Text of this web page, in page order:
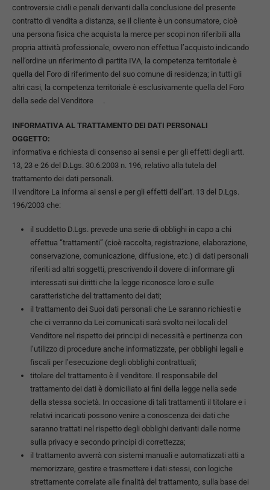
controversie civili e penali derivanti dalla conclusione del presente
contratto di vendita a distanza, se il cliente è un consumatore, cioè
una persona fisica che acquista la merce per scopi non riferibili alla
propria attività professionale, ovvero non effettua l’acquisto indicando
nell’ordine un riferimento di partita IVA, la competenza territoriale è
quella del Foro di riferimento del suo comune di residenza; in tutti gli
altri casi, la competenza territoriale è esclusivamente quella del Foro
della sede del Venditore .
INFORMATIVA AL TRATTAMENTO DEI DATI PERSONALI
OGGETTO:
informativa e richiesta di consenso ai sensi e per gli effetti degli artt.
13, 23 e 26 del D.Lgs. 30.6.2003 n. 196, relativo alla tutela del
trattamento dei dati personali.
Il venditore La informa ai sensi e per gli effetti dell’art. 13 del D.Lgs.
196/2003 che:
il suddetto D.Lgs. prevede una serie di obblighi in capo a chi
effettua “trattamenti” (cioè raccolta, registrazione, elaborazione,
conservazione, comunicazione, diffusione, etc.) di dati personali
riferiti ad altri soggetti, prescrivendo il dovere di informare gli
interessati sui diritti che la legge riconosce loro e sulle
caratteristiche del trattamento dei dati;
il trattamento dei Suoi dati personali che Le saranno richiesti e
che ci verranno da Lei comunicati sarà svolto nei locali del
Venditore nel rispetto dei principi di necessità e pertinenza con
l’utilizzo di procedure anche informatizzate, per obblighi legali e
fiscali per l’esecuzione degli obblighi contrattuali;
titolare del trattamento è il venditore. Il responsabile del
trattamento dei dati è domiciliato ai fini della legge nella sede
della stessa società. In occasione di tali trattamenti il titolare e i
relativi incaricati possono venire a conoscenza dei dati che
saranno trattati nel rispetto degli obblighi derivanti dalle norme
sulla privacy e secondo principi di correttezza;
il trattamento avverrà con sistemi manuali e automatizzati atti a
memorizzare, gestire e trasmettere i dati stessi, con logiche
strettamente correlate alle finalità del trattamento, sulla base dei